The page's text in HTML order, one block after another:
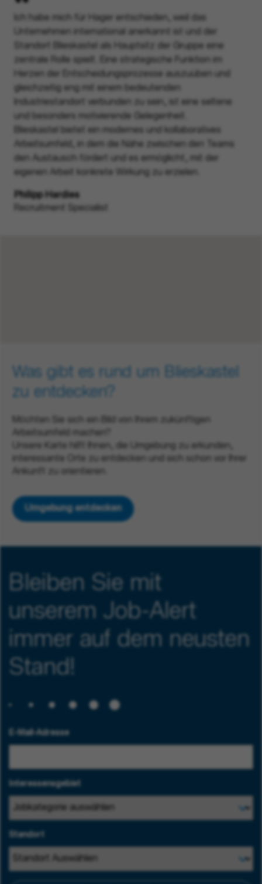
Ich habe mich für Hager entschieden, weil das
Unternehmen international anerkannt ist und der
Standort Blieskastel als Hauptsitz der Gruppe eine
zentrale Rolle spielt. Eine strategische Funktion im
Herzen der Entscheidungsprozesse auszuüben und
gleichzeitig eng mit einem bedeutenden
Industriestandort verbunden zu sein, ist eine seltene
und besonders motivierende Gelegenheit.
Blieskastel bietet ein modernes und kollaboratives
Arbeitsumfeld, in dem die Nähe zwischen den Teams
den Austausch fördert und es ermöglicht, mit der
eigenen Arbeit konkrete Wirkung zu erzielen.
Philipp Hardies
Recruitment Specialist
Was gibt es rund um Blieskastel
zu entdecken?
Arbeitsumfeld machen?
Unsere Karte hilft Ihnen, die Umgebung zu erkunden,
Umgebung entdecken
Bleiben Sie mit
unserem Job-Alert
immer auf dem neusten
Stand!
E-Mail-Adresse
Interessensgebiet
Standort